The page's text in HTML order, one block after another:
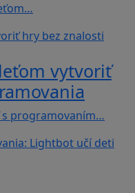
vytvoriť
s programovaním…